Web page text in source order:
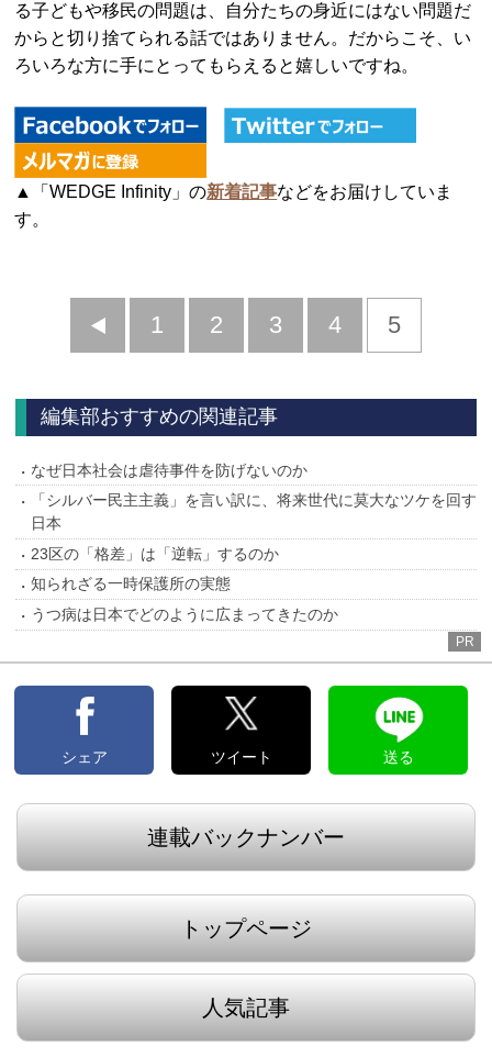
る子どもや移民の問題は、自分たちの身近にはない問題だ
からと切り捨てられる話ではありません。だからこそ、い
ろいろな方に手にとってもらえると嬉しいですね。
▲「WEDGE Infinity」の新着記事などをお届けしていま
す。
前
1 2 3 4 5
編集部おすすめの関連記事
なぜ日本社会は虐待事件を防げないのか
「シルバー民主主義」を言い訳に、将来世代に莫大なツケを回す
日本
23区の「格差」は「逆転」するのか
知られざる一時保護所の実態
うつ病は日本でどのように広まってきたのか
PR
シェア ツイート 送る
連載バックナンバー
トップページ
人気記事